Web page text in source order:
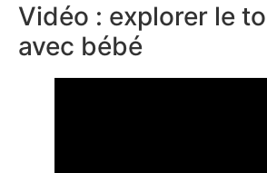
Vidéo : explorer le
avec bébé